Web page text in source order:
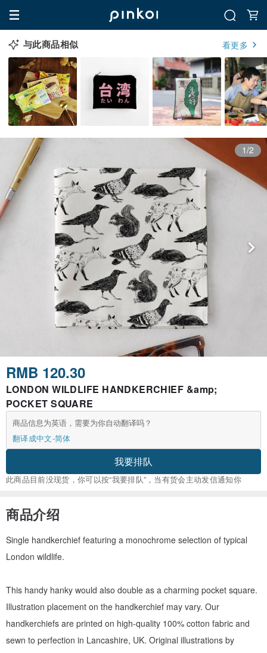
与此商品相似 看更多
1/2
RMB 120.30
LONDON WILDLIFE HANDKERCHIEF &amp;
POCKET SQUARE
商品信息为英语，需要为你自动翻译吗？
翻译成中文-简体
我要排队
此商品目前没现货，你可以按“我要排队”，当有货会主动发信通知你
商品介绍
Single handkerchief featuring a monochrome selection of typical
London wildlife.
This handy hanky would also double as a charming pocket square.
Illustration placement on the handkerchief may vary. Our
handkerchiefs are printed on high-quality 100% cotton fabric and
sewn to perfection in Lancashire, UK. Original illustrations by